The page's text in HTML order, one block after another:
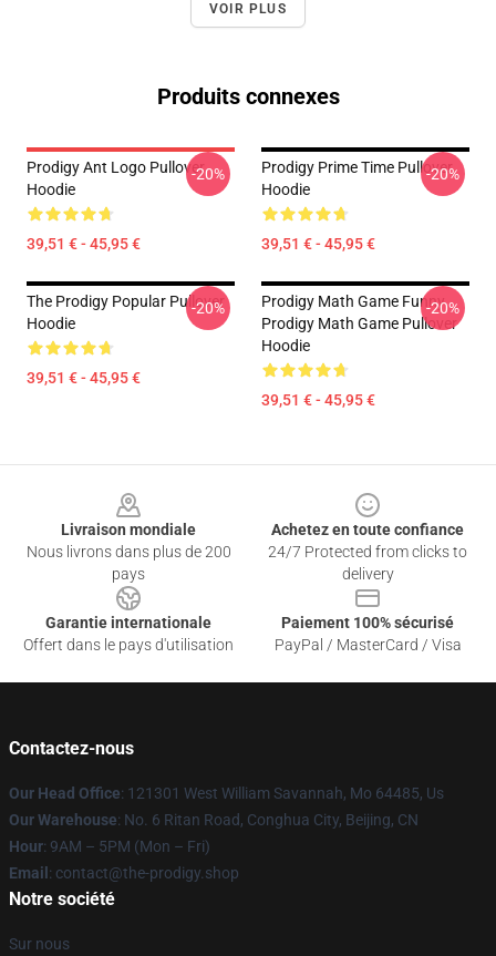
VOIR PLUS
Produits connexes
Prodigy Ant Logo Pullover
Hoodie
39,51 € - 45,95 €
-20%
Prodigy Prime Time Pullover
Hoodie
39,51 € - 45,95 €
-20%
The Prodigy Popular Pullover
Hoodie
39,51 € - 45,95 €
-20%
Prodigy Math Game Funny
Prodigy Math Game Pullover
Hoodie
39,51 € - 45,95 €
-20%
Livraison mondiale
Nous livrons dans plus de 200
pays
Achetez en toute confiance
24/7 Protected from clicks to
delivery
Garantie internationale
Offert dans le pays d'utilisation
Paiement 100% sécurisé
PayPal / MasterCard / Visa
Contactez-nous
Our Head Office: 121301 West William Savannah, Mo 64485, Us
Our Warehouse: No. 6 Ritan Road, Conghua City, Beijing, CN
Hour: 9AM – 5PM (Mon – Fri)
Email : contact@the-prodigy.shop
Notre société
Sur nous